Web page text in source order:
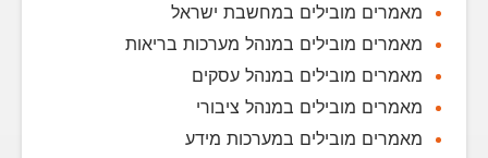
מאמרים מובילים במחשבת ישראל
מאמרים מובילים במנהל מערכות בריאות
מאמרים מובילים במנהל עסקים
מאמרים מובילים במנהל ציבורי
מאמרים מובילים במערכות מידע